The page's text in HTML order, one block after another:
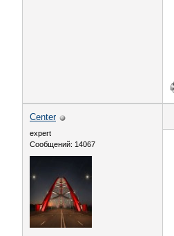
Center
expert
Сообщений: 14067